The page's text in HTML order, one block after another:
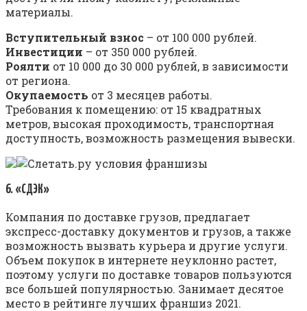
материалы.
Вступительный взнос – от 100 000 рублей.
Инвестиции – от 350 000 рублей.
Роялти от 10 000 до 30 000 рублей, в зависимости
от региона.
Окупаемость от 3 месяцев работы.
Требования к помещению: от 15 квадратных
метров, высокая проходимость, транспортная
доступность, возможность размещения вывески.
6. «СДЭК»
Компания по доставке грузов, предлагает
экспресс-доставку документов и грузов, а также
возможность вызвать курьера и другие услуги.
Объем покупок в интернете неуклонно растет,
поэтому услуги по доставке товаров пользуются
все большей популярностью. Занимает десятое
место в рейтинге лучших франшиз 2021.